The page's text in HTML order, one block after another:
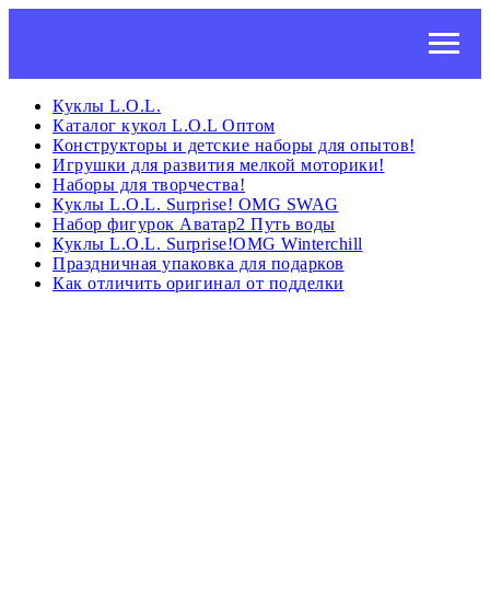
Куклы L.O.L.
Каталог кукол L.O.L Оптом
Конструкторы и детские наборы для опытов!
Игрушки для развития мелкой моторики!
Наборы для творчества!
Куклы L.O.L. Surprise! OMG SWAG
Набор фигурок Аватар2 Путь воды
Куклы L.O.L. Surprise!OMG Winterchill
Праздничная упаковка для подарков
Как отличить оригинал от подделки